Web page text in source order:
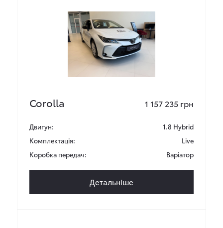
Corolla 1 157 235 грн
Двигун:
1.8 Hybrid
Комплектація:
Live
Коробка передач:
Варіатор
Детальніше